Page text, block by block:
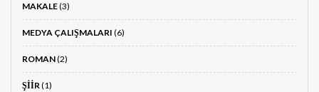
MAKALE(3)
MEDYA ÇALIŞMALARI (6)
ROMAN(2)
ŞIIR(1)